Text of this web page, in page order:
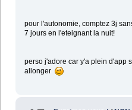
pour l'autonomie, comptez 3j
7 jours en l'eteignant la nuit!
perso j'adore car y'a plein d'app
allonger